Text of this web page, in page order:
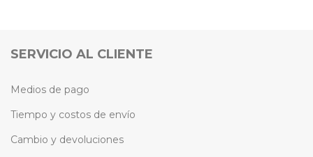
SERVICIO AL CLIENTE
Medios de pago
Tiempo y costos de envío
Cambio y devoluciones